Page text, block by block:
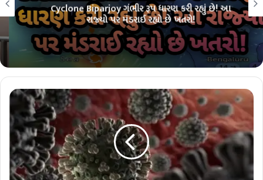
Cyclone Biparjoy ગંભીર રૂપ ધારણ કરી રહ્યું છે! આ
રાજ્યો પર મંડરાઈ રહ્યો છે ખતરો!